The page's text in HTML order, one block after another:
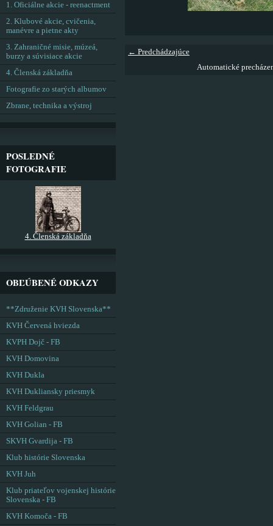
← Predchádzajúce
Automatické
1. Oficiálne akcie - reenactment
2. Klubové akcie, cvičenia,
manévre a pietne akty
3. Zahraničné misie, múzeá,
burzy a súvisiace akcie
4. Členská základňa
Fotografie zo starých albumov
Zbrane, technika a výstroj
POSLEDNÉ
FOTOGRAFIE
4. Členská základňa
OBĽÚBENÉ ODKAZY
**Združenie KVH Slovenska**
KVH Červená hviezda
KVPH Dojč - FB
KVH Domovina
KVH Dukla
KVH Dukliansky priesmyk
KVH Feldgrau
KVH Golian - FB
SKVH Gvardija - FB
Klub histórie Slovenska
KVH Juh
Klub priateľov vojenskej histórie
Slovenska - FB
KVH Komoča - FB